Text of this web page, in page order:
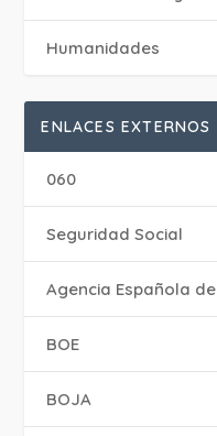
Humanidades
ENLACES EXTERNOS
060
Seguridad Social
Agencia Española
BOE
BOJA